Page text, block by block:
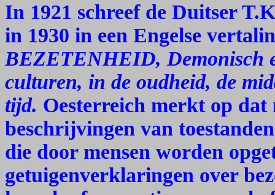
In 1921 schreef de Duitser
in 1930 in een Engelse
BEZETENHEID, Demonisch
culturen, in de oudheid, de
tijd. Oesterreich merkt op dat
beschrijvingen van
die door mensen worden
getuigenverklaringen over